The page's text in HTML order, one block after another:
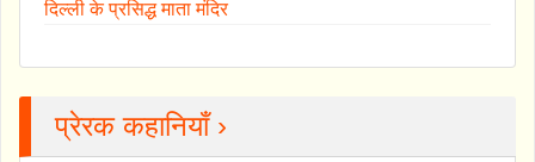
दिल्ली के प्रसिद्ध माता मंदिर
प्रेरक कहानियाँ ›